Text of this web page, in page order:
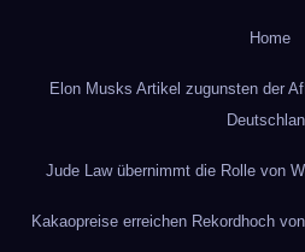
Home
Elon Musks Artikel zugunsten der
Jude Law übernimmt die Rolle von
Kakaopreise erreichen Rekordhoch